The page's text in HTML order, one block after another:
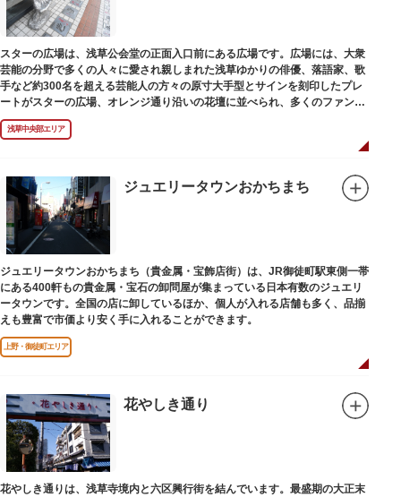
スターの広場は、浅草公会堂の正面入口前にある広場です。広場には、大衆
芸能の分野で多くの人々に愛され親しまれた浅草ゆかりの俳優、落語家、歌
手など約300名を超える芸能人の方々の原寸大手型とサインを刻印したプレ
ートがスターの広場、オレンジ通り沿いの花壇に並べられ、多くのファンに
親しまれています。
浅草中央部エリア
ジュエリータウンおかちまち
ジュエリータウンおかちまち（貴金属・宝飾店街）は、JR御徒町駅東側一帯
にある400軒もの貴金属・宝石の卸問屋が集まっている日本有数のジュエリ
ータウンです。全国の店に卸しているほか、個人が入れる店舗も多く、品揃
えも豊富で市価より安く手に入れることができます。
上野・御徒町エリア
花やしき通り
花やしき通りは、浅草寺境内と六区興行街を結んでいます。最盛期の大正末